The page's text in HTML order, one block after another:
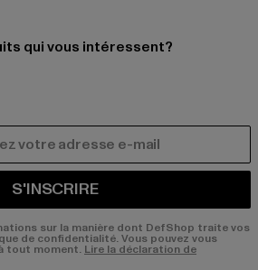
qui vous intéressent?
S'INSCRIRE
sur la manière dont DefShop traite vos
de confidentialité. Vous pouvez vous
tout moment. Lire la déclaration de